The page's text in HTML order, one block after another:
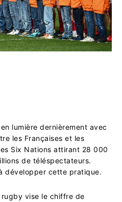
lumière dernièrement avec
les Françaises et les
Six Nations attirant 28 000
de téléspectateurs.
développer cette pratique.
vise le chiffre de